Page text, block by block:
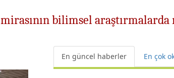
mirasının bilimsel araştırmalarda
En güncel haberler En çok